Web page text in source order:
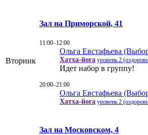
Вторник
Зал на Приморской, 41
11:00–12:00
Ольга Евстафьева
Хатха-йога уровень 2
Идет набор в группу!
20:00–21:00
Ольга Евстафьева
Хатха-йога уровень 2
Зал на Московском, 4